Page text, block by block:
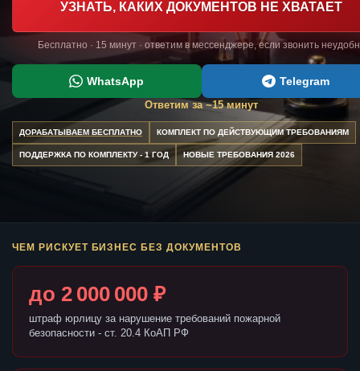
УЗНАТЬ, КАКИХ ДОКУМЕНТОВ НЕ ХВАТАЕТ
Бесплатно · 15 минут · ответим в мессенджере, если звонить
WhatsApp Telegram
Ответим за ~15 минут
ДОРАБАТЫВАЕМ БЕСПЛАТНО КОМПЛЕКТ ПО ДЕЙСТВУЮЩИМ ТРЕБОВАНИЯМ
ПОДДЕРЖКА ПО КОМПЛЕКТУ - 1 ГОД НОВЫЕ ТРЕБОВАНИЯ 2026
ЧЕМ РИСКУЕТ БИЗНЕС БЕЗ ДОКУМЕНТОВ
до 2 000 000 ₽
штраф юрлицу за нарушение требований пожарной
безопасности - ст. 20.4 КоАП РФ